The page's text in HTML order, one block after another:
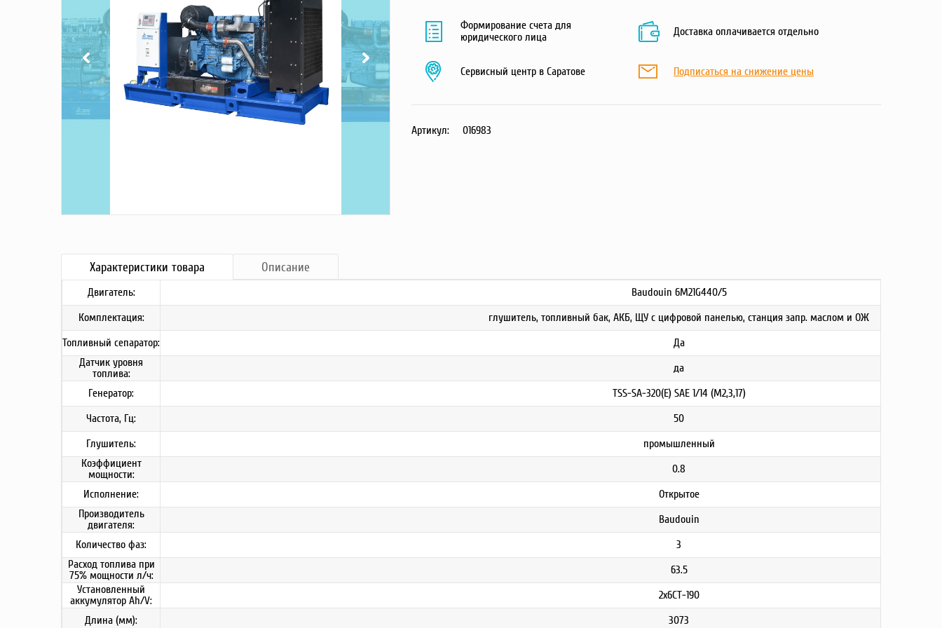
Формирование счета для
юридического лица
Доставка оплачивается отдельно
Сервисный центр в Саратове Подписаться на снижение цены
Артикул: 016983
Характеристики товара Описание
Двигатель:
Baudouin 6M21G440/5
Комплектация:
глушитель, топливный бак, АКБ, ЩУ с цифровой панелью, станция запр. маслом и ОЖ
Топливный сепаратор:
Да
Датчик уровня
топлива:
да
Генератор:
TSS-SA-320(E) SAE 1/14 (М2,3,17)
Частота, Гц:
50
Глушитель:
промышленный
Коэффициент
мощности:
0.8
Исполнение:
Открытое
Производитель
двигателя:
Baudouin
Количество фаз:
3
Расход топлива при
75% мощности л/ч:
63.5
Установленный
аккумулятор Ah/V:
2х6СТ-190
Длина (мм):
3073
Грузоподъемное оборудование
Силовая техника
Складское оснащение
Строительное оборудование
Электростанции
Синхронные генераторы